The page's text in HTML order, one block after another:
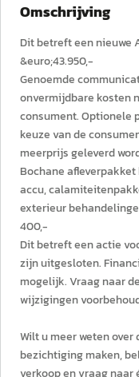
Omschrijving
Dit betreft een nieuwe
&euro;43.950,-
Genoemde
onvermijdbare kosten
consument. Optionele
keuze van de
meerprijs geleverd
Bochane
accu,
exterieur
400,-
Dit betreft een actie
zijn uitgesloten.
mogelijk. Vraag naar
wijzigingen
Wilt u meer weten
bezichtiging maken,
verkoop en vraag naar